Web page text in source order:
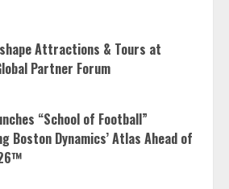
Attractions & Tours at
Partner Forum
“School of Football”
Boston Dynamics’ Atlas Ahead of